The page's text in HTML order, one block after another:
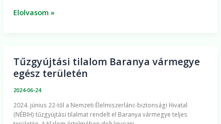
Elolvasom »
Tűzgyújtási tilalom Baranya vármegye
egész területén
2024-06-24
2024. június 22-től a Nemzeti Élelmiszerlánc-biztonsági Hivatal
(NÉBIH) tűzgyújtási tilalmat rendelt el Baranya vármegye teljes
Tűzgyújtási
tilalom
egész
területén